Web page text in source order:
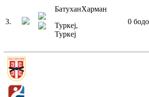
3.
БатуханХарман
Туркеј,
Туркеј
0